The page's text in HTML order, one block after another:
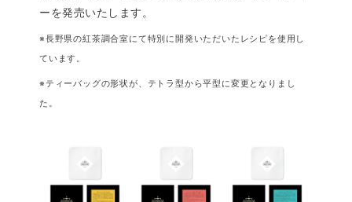
ーを発売いたします。
※長野県の紅茶調合室にて特別に開発いただいたレシピを使用し
ています。
※ティーバッグの形状が、テトラ型から平型に変更となりまし
た。